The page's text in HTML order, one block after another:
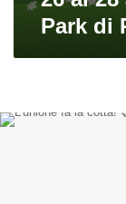
Park di